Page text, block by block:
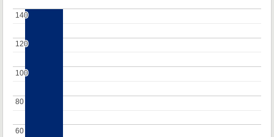
60
60
80
80
100
100
120
120
140
140